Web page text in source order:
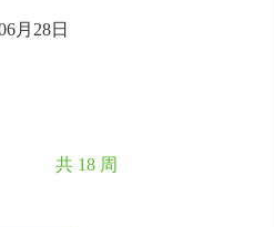
月28日
共 18 周